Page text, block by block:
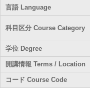
言語 Language
科目区分 Course Category
学位 Degree
開講情報 Terms / Location
コード Course Code